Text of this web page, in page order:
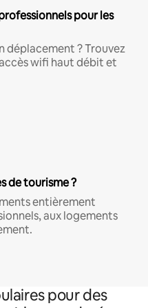
pour les
déplacement ? Trouvez
wifi haut débit et
de tourisme ?
entièrement
aux logements
pour des